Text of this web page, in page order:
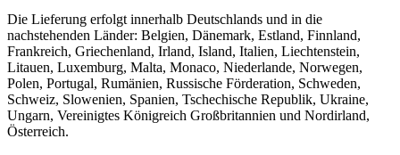
Die Lieferung erfolgt innerhalb Deutschlands und in die
nachstehenden Länder: Belgien, Dänemark, Estland, Finnland,
Frankreich, Griechenland, Irland, Island, Italien, Liechtenstein,
Litauen, Luxemburg, Malta, Monaco, Niederlande, Norwegen,
Polen, Portugal, Rumänien, Russische Förderation, Schweden,
Schweiz, Slowenien, Spanien, Tschechische Republik, Ukraine,
Ungarn, Vereinigtes Königreich Großbritannien und Nordirland,
Österreich.